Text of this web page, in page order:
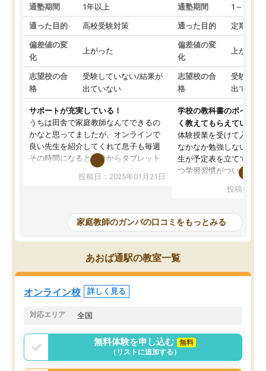
通塾期間 1年以上
通った目的 高校受験対策
偏差値の変
化
上がった
志望校の合
格
受験していない/結果が
出ていない
サポートが充実している！
うちは田舎で家庭教師なんてできるの
かなと思ってましたが、オンラインで
良い先生を紹介してくれて息子も毎週
その時間になると自分からタブレット
を開いてzoomを繋げるようになりまし
た！5科目なんでもOKなのもとても気
めて1年ほどだった今では平均点以上の
科目が増えてきました！あと1年受験ま
であるので無料の週末教室を使用しな
がら頑張って欲しいと思います！
投稿日：2025年01月21日
通塾期間 1～3ヵ月
通った目的 定期テス
偏差値の変
化
上がった
志望校の合
格
受験して
出ていな
学校の教科書のポイント
く教えてもらえている
体験授業を受けて入塾し
なかなか勉強しない息子
生が予定表を立ててくれ
つ学習習慣がついてきま
指導が無い日も予定表
問できるのでとても助か
投稿日：
家庭教師のガンバの口コミをもっとみる
あおば通駅の教室一覧
オンライン校 詳しく見る
対応エリア 全国
無料体験を申し込む
無料
（リストに追加する）